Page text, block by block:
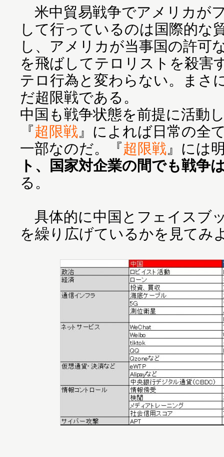
米中貿易戦争でアメリカが
して行っているのは国際的な
し、アメリカが当事国の許可
を飛ばしてテロリストを殺害
テロ行為と変わらない。まさ
だ超限戦である。
中国も戦争状態を前提に活動
『超限戦 』によれば日常の全
一部なのだ。『超限戦 』には
ト、国家対企業の間でも戦争
る。
具体的に中国とフェイスブ
を繰り広げているかを見てみ